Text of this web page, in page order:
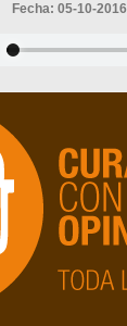
Fecha: 05-10-2016